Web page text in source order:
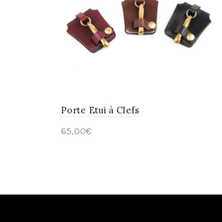
Porte Etui à Clefs
65,00€